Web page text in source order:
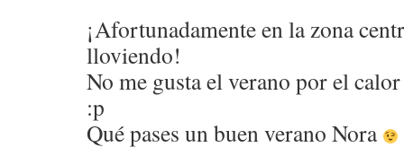
¡Afortunadamente en la zona
lloviendo!
No me gusta el verano por el
:p
Qué pases un buen verano Nora